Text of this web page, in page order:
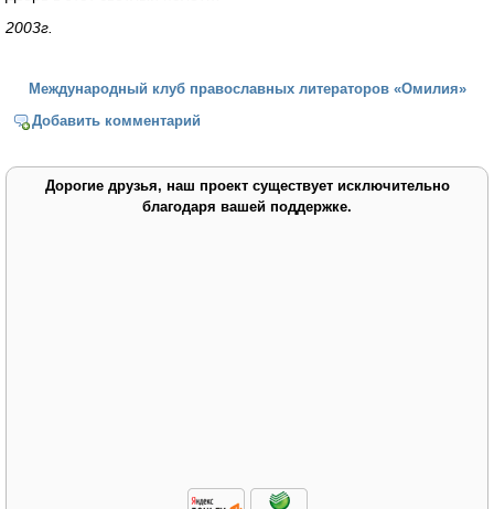
2003г.
Международный клуб православных литераторов «Омилия»
Добавить комментарий
Дорогие друзья, наш проект существует исключительно
благодаря вашей поддержке.